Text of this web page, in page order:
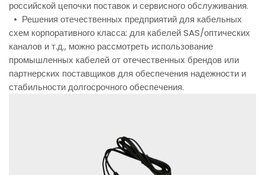
российской цепочки поставок и сервисного обслуживания.
• Решения отечественных предприятий для кабельных
схем корпоративного класса: для кабелей SAS/оптических
каналов и т.д., можно рассмотреть использование
промышленных кабелей от отечественных брендов или
партнерских поставщиков для обеспечения надежности и
стабильности долгосрочного обеспечения.